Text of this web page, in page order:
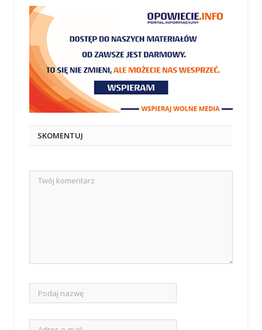
SKOMENTUJ